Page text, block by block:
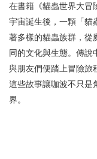
在書籍《貓蟲世界大冒
宇宙誕生後，一顆「貓
著多樣的貓蟲族群，從
同的文化與生態。傳說
與朋友們便踏上冒險旅
這些故事讓咖波不只是
界。